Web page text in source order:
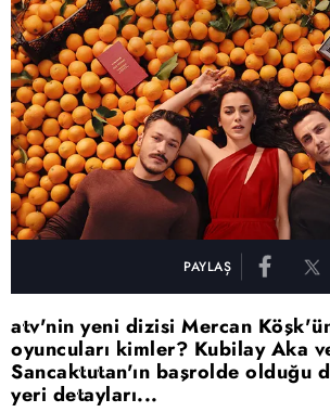
PAYLAŞ
atv'nin yeni dizisi Mercan
oyuncuları kimler? Kubilay Aka
Sancaktutan'ın başrolde olduğu
yeri detayları...